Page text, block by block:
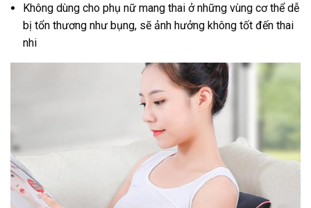
Không dùng cho phụ nữ mang thai ở những vùng cơ thể dễ
bị tổn thương như bụng, sẽ ảnh hưởng không tốt đến thai
nhi